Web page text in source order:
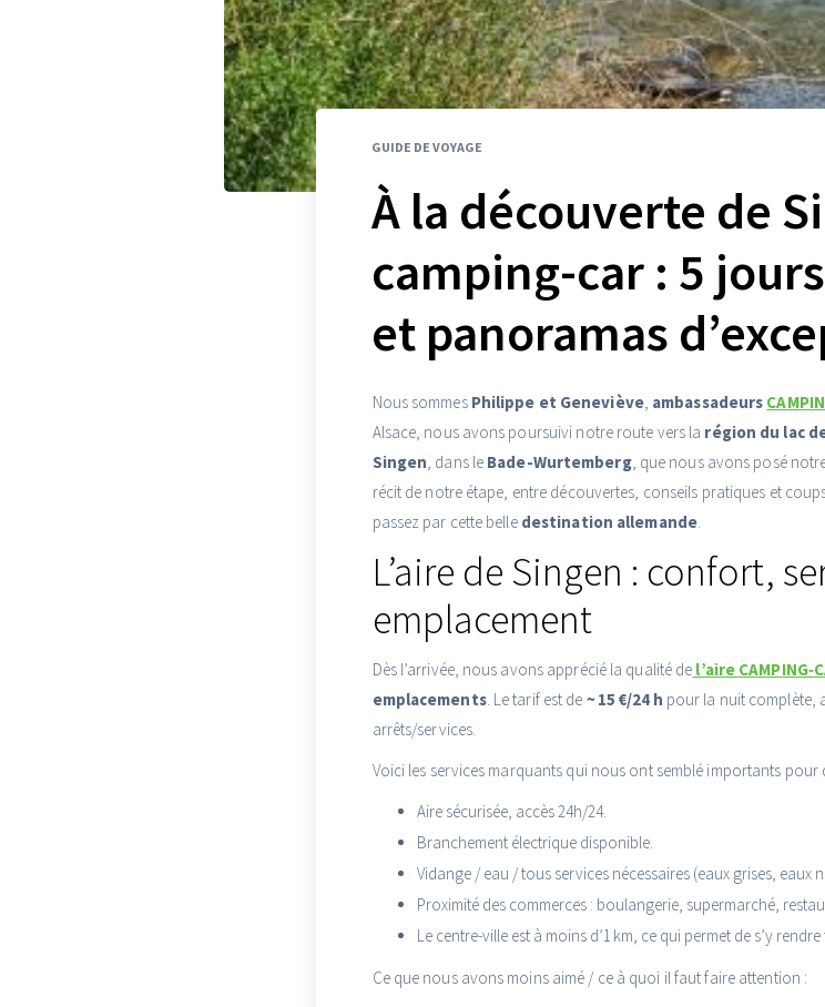
GUIDE DE VOYAGE
À la découverte de
camping-car : 5
et panoramas
Nous sommes Philippe et Geneviève, ambassadeurs
Alsace, nous avons poursuivi notre route vers la région du lac
Singen, dans le Bade-Wurtemberg, que nous avons posé
récit de notre étape, entre découvertes, conseils pratiques et
passez par cette belle destination allemande.
L’aire de Singen : confort,
emplacement
Dès l’arrivée, nous avons apprécié la qualité de l’aire
emplacements. Le tarif est de ~ 15 €/24 h pour la nuit complète,
arrêts/services.
Voici les services marquants qui nous ont semblé importants pour
Aire sécurisée, accès 24h/24.
Branchement électrique disponible.
Vidange / eau / tous services nécessaires (eaux grises, eaux
Proximité des commerces : boulangerie, supermarché,
Le centre-ville est à moins d’1 km, ce qui permet de s’y
Ce que nous avons moins aimé / ce à quoi il faut faire attention :